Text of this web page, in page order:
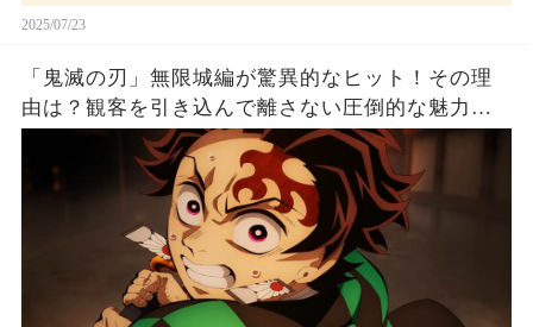
2025/07/23
「鬼滅の刃」無限城編が驚異的なヒット！その理
由は？観客を引き込んで離さない圧倒的な魅力と